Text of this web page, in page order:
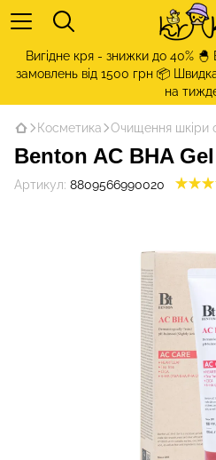
Вигідне кря - знижки до 40%
замовлень від 1500 грн 📦
на
Косметика Очищення шкіри
Benton AC BHA Gel
Артикул: 8809566990020